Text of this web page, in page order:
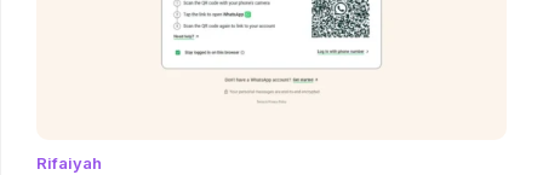
Rifaiyah